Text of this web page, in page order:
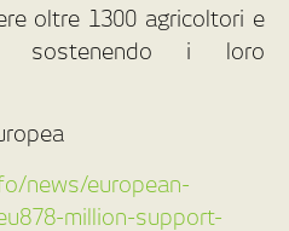
oltre 1300 agricoltori e
sostenendo i loro
news/european-
million-support-